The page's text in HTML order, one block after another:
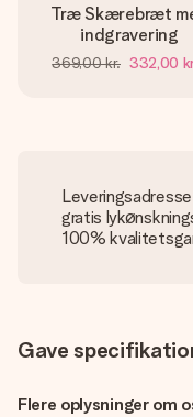
Træ Skærebræt
indgravering
369,00 kr. 332,00
gratis
100%
Gave
Flere oplysninger om